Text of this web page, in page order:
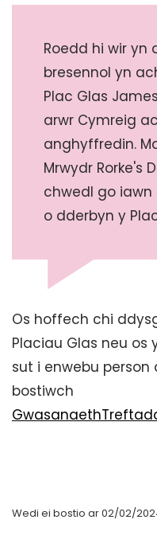
Roedd hi wir yn
bresennol yn
Plac Glas
arwr Cymreig
anghyffredin.
Mrwydr Rorke's
chwedl go iawn
o dderbyn y
Os hoffech chi
Placiau Glas neu os
sut i enwebu
bostiwch
Wedi ei bostio ar 02/02/